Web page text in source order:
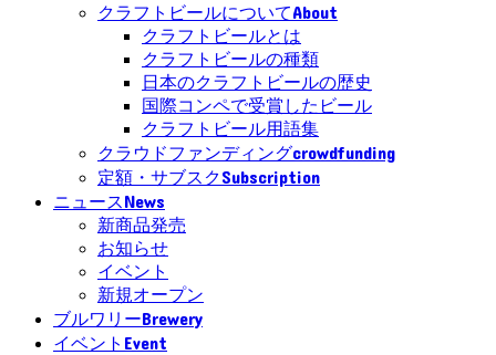
クラフトビールについてAbout
クラフトビールとは
クラフトビールの種類
日本のクラフトビールの歴史
国際コンペで受賞したビール
クラフトビール用語集
クラウドファンディングcrowdfunding
定額・サブスクSubscription
ニュースNews
新商品発売
お知らせ
イベント
新規オープン
ブルワリーBrewery
イベント Event